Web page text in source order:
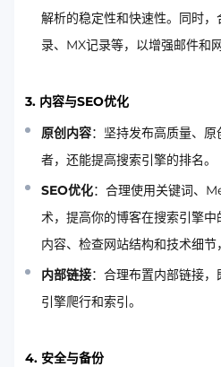
解析的稳定性和快速性。同时
录、MX记录等，以增强邮件和
3. 内容与SEO优化
原创内容：坚持发布高质量、
者，还能提高搜索引擎的排名。
SEO优化：合理使用关键词、
术，提高你的博客在搜索引擎
内容、检查网站结构和技术细节
内部链接：合理布置内部链接
引擎爬行和索引。
4. 安全与备份